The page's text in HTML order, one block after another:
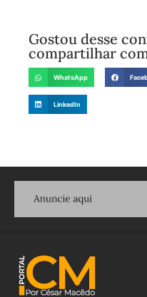
Gostou desse
compartilhar
WhatsApp
LinkedIn